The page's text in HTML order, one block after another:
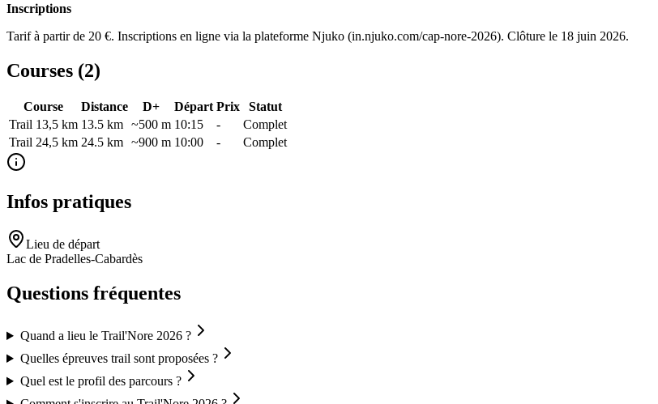
Inscriptions
Tarif à partir de 20 €. Inscriptions en ligne via la plateforme Njuko (in.njuko.com/cap-nore-2026). Clôture le 18 juin 2026.
Courses (2)
Course Distance D+ Départ Prix
Statut
Trail 13,5 km 13.5 km ~500 m 10:15 -
Complet
Trail 24,5 km 24.5 km ~900 m 10:00 - Complet
Infos pratiques
Lieu de départ
Lac de Pradelles-Cabardès
Questions fréquentes
Quand a lieu le Trail'Nore 2026 ?
Quelles épreuves trail sont proposées ?
Quel est le profil des parcours ?